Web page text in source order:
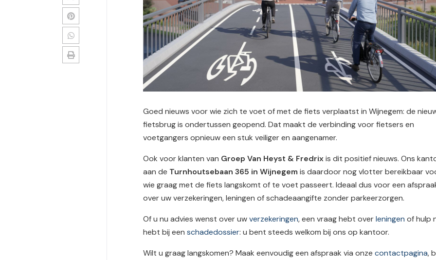
Goed nieuws voor wie zich te voet of met de fiets verplaatst in Wijnegem: de
fietsbrug is ondertussen geopend. Dat maakt de verbinding voor fietsers en
voetgangers opnieuw een stuk veiliger en aangenamer.
Ook voor klanten van Groep Van Heyst & Fredrixis dit positief nieuws. Ons
aan de Turnhoutsebaan 365 in Wijnegem is daardoor nog vlotter bereikbaar
wie graag met de fiets langskomt of te voet passeert. Ideaal dus voor een
over uw verzekeringen, leningen of schadeaangifte zonder parkeerzorgen.
Of u nu advies wenst over uwverzekeringen, een vraag hebt overleningen of hulp
hebt bij een schadedossier: u bent steeds welkom bij ons op kantoor.
Wilt u graag langskomen? Maak eenvoudig een afspraak via onze contactpagina,